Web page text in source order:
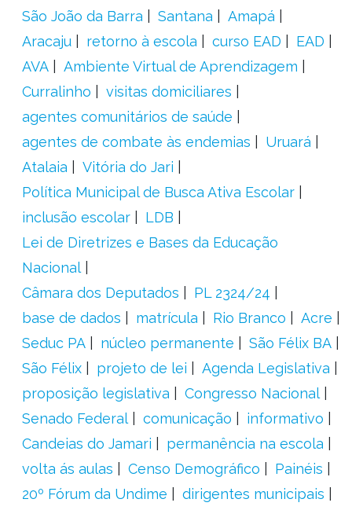
São João da Barra
Santana
Amapá
Aracaju
retorno à escola curso EAD
EAD
AVA
Ambiente Virtual de Aprendizagem
Curralinho
visitas domiciliares
agentes comunitários de saúde
agentes de combate às endemias
Uruará
Atalaia
Vitória do Jari
Política Municipal de Busca Ativa Escolar
inclusão escolar
LDB
Lei de Diretrizes e Bases da Educação
Nacional
Câmara dos Deputados
PL 2324/24
base de dados
matrícula Rio Branco
Acre
Seduc PA
núcleo permanente
São Félix BA
São Félix
projeto de lei
Agenda Legislativa
proposição legislativa
Congresso Nacional
Senado Federal
comunicação
informativo
Candeias do Jamari
permanência na escola
volta ás aulas
Censo Demográfico
Painéis
20º Fórum da Undime
dirigentes municipais